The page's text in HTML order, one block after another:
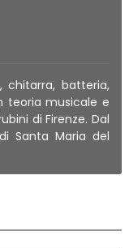
chitarra, batteria,
teoria musicale e
di Firenze. Dal
Santa Maria del